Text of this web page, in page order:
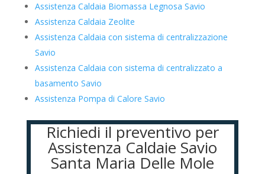
Assistenza Caldaia Biomassa Legnosa Savio
Assistenza Caldaia Zeolite
Assistenza Caldaia con sistema di centralizzazione
Savio
Assistenza Caldaia con sistema di centralizzato a
basamento Savio
Assistenza Pompa di Calore Savio
Richiedi il preventivo per
Assistenza Caldaie Savio
Santa Maria Delle Mole